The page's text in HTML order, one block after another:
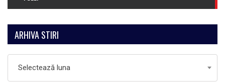
ARHIVA STIRI
StiriSelectează luna